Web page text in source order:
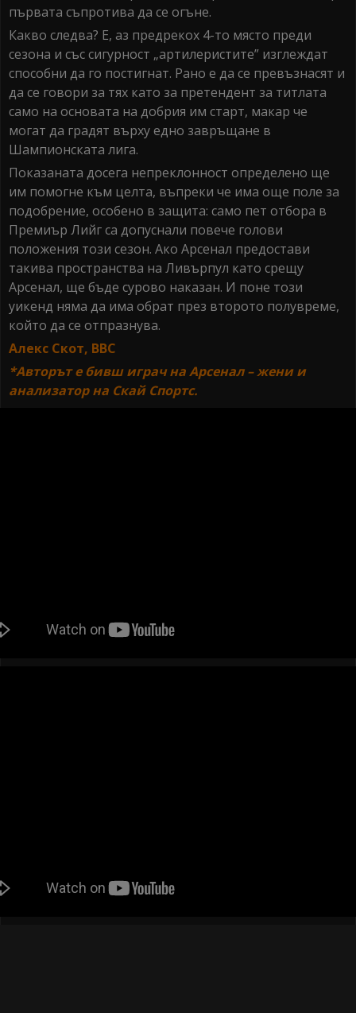
първата съпротива да се огъне.
Какво следва? Е, аз предрекох 4-то място преди
сезона и със сигурност „артилеристите” изглеждат
способни да го постигнат. Рано е да се превъзнасят и
да се говори за тях като за претендент за титлата
само на основата на добрия им старт, макар че
могат да градят върху едно завръщане в
Шампионската лига.
Показаната досега непреклонност определено ще
им помогне към целта, въпреки че има още поле за
подобрение, особено в защита: само пет отбора в
Премиър Лийг са допуснали повече голови
положения този сезон. Ако Арсенал предостави
такива пространства на Ливърпул като срещу
Арсенал, ще бъде сурово наказан. И поне този
уикенд няма да има обрат през второто полувреме,
който да се отпразнува.
Алекс Скот, ВВС
*Авторът е бивш играч на Арсенал – жени и
анализатор на Скай Спортс.